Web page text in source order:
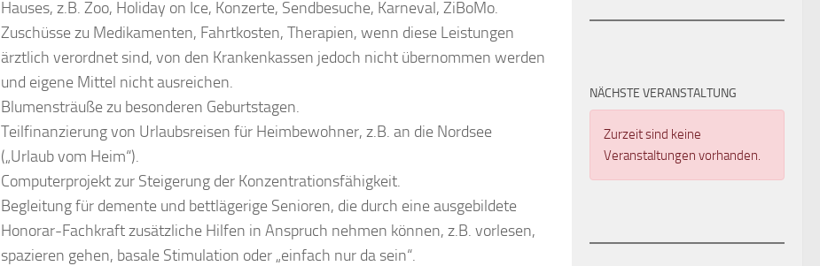
Hauses, z.B. Zoo, Holiday on Ice, Konzerte, Sendbesuche, Karneval, ZiBoMo.
Zuschüsse zu Medikamenten, Fahrtkosten, Therapien, wenn diese Leistungen
ärztlich verordnet sind, von den Krankenkassen jedoch nicht übernommen werden
und eigene Mittel nicht ausreichen.
Blumensträuße zu besonderen Geburtstagen.
Teilfinanzierung von Urlaubsreisen für Heimbewohner, z.B. an die Nordsee
(„Urlaub vom Heim“).
Computerprojekt zur Steigerung der Konzentrationsfähigkeit.
Begleitung für demente und bettlägerige Senioren, die durch eine ausgebildete
Honorar-Fachkraft zusätzliche Hilfen in Anspruch nehmen können, z.B. vorlesen,
spazieren gehen, basale Stimulation oder „einfach nur da sein“.
NÄCHSTE VERANSTALTUNG
Zurzeit sind keine
Veranstaltungen vorhanden.